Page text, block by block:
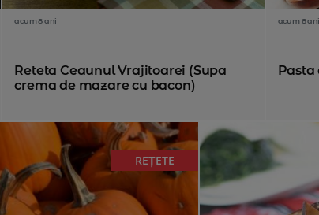
acum 8 ani
Reteta Ceaunul Vrajitoarei (Supa
crema de mazare cu bacon)
acum 8 ani
Pasta
REȚETE